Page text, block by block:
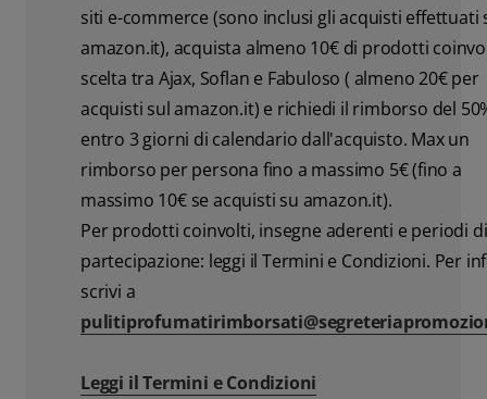
siti e-commerce (sono inclusi gli acquisti effettuati
amazon.it), acquista almeno 10€ di prodotti
scelta tra Ajax, Soflan e Fabuloso ( almeno 20€ per
acquisti sul amazon.it) e richiedi il rimborso del
entro 3 giorni di calendario dall'acquisto. Max un
rimborso per persona fino a massimo 5€ (fino a
massimo 10€ se acquisti su amazon.it).
Per prodotti coinvolti, insegne aderenti e periodi di
partecipazione: leggi il Termini e Condizioni. Per
scrivi a
Leggi il Termini e Condizioni